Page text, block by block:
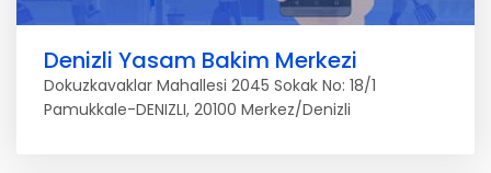
Denizli Yasam Bakim Merkezi
Dokuzkavaklar Mahallesi 2045 Sokak No: 18/1
Pamukkale-DENIZLI, 20100 Merkez/Denizli